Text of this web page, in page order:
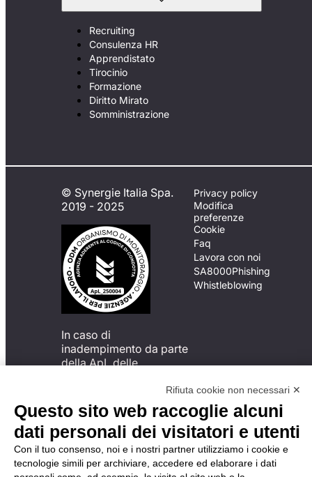
Recruiting
Consulenza HR
Apprendistato
Tirocinio
Formazione
Diritto Mirato
Somministrazione
© Synergie Italia Spa.
2019 - 2025
In caso di
inadempimento da parte
della ApL delle
del Codice di Condotta, è
possibile presentare un
reclamo
all’Organismo di
Monitoraggio utilizzando
una delle modalità
descritte al seguente
Privacy policy
Modifica
preferenze
Cookie
Faq
Lavora con noi
SA8000Phishing
Whistleblowing
Rifiuta cookie non necessari ✕
Questo sito web raccoglie alcuni
dati personali dei visitatori e utenti
Con il tuo consenso, noi e i nostri partner utilizziamo i cookie e
tecnologie simili per archiviare, accedere ed elaborare i dati